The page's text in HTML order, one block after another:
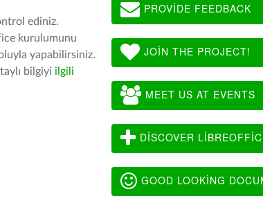
ediniz.
kurulumunu
yapabilirsiniz.
bilgiyi ilgili
PROVIDE FEEDBACK
JOIN THE PROJECT!
MEET US AT EVENTS
DISCOVER
GOOD LOOKING